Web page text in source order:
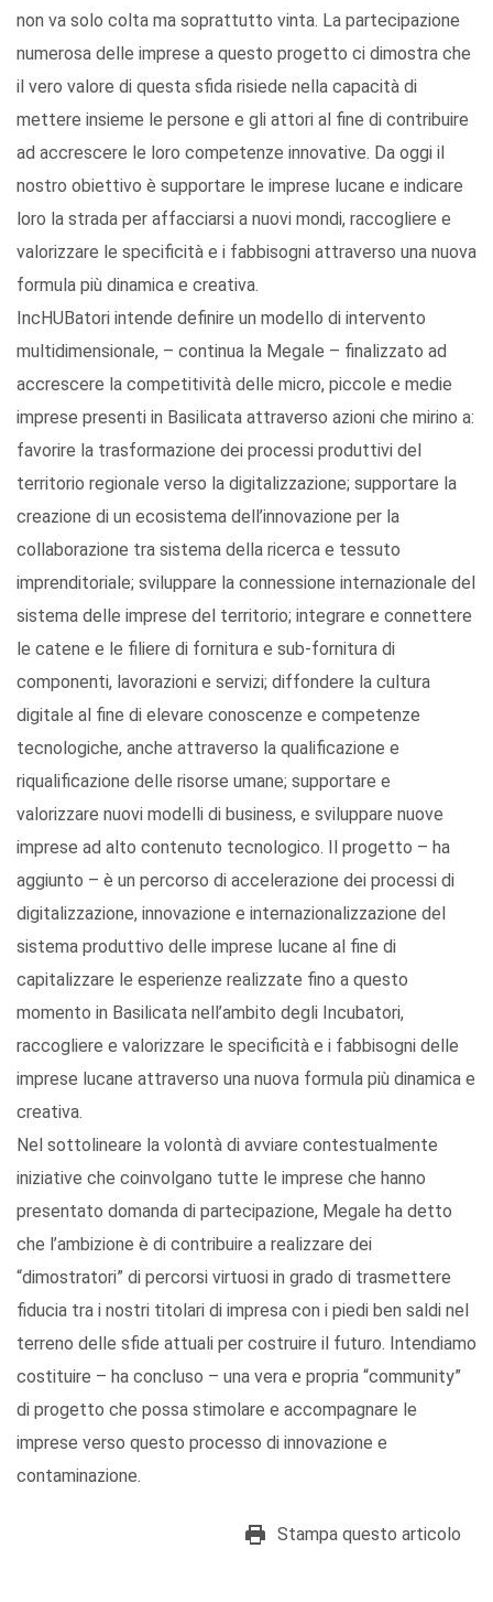
non va solo colta ma soprattutto vinta. La partecipazione
numerosa delle imprese a questo progetto ci dimostra che
il vero valore di questa sfida risiede nella capacità di
mettere insieme le persone e gli attori al fine di contribuire
ad accrescere le loro competenze innovative. Da oggi il
nostro obiettivo è supportare le imprese lucane e indicare
loro la strada per affacciarsi a nuovi mondi, raccogliere e
valorizzare le specificità e i fabbisogni attraverso una nuova
formula più dinamica e creativa.
IncHUBatori intende definire un modello di intervento
multidimensionale, – continua la Megale – finalizzato ad
accrescere la competitività delle micro, piccole e medie
imprese presenti in Basilicata attraverso azioni che mirino a:
favorire la trasformazione dei processi produttivi del
territorio regionale verso la digitalizzazione; supportare la
creazione di un ecosistema dell’innovazione per la
collaborazione tra sistema della ricerca e tessuto
imprenditoriale; sviluppare la connessione internazionale del
sistema delle imprese del territorio; integrare e connettere
le catene e le filiere di fornitura e sub-fornitura di
componenti, lavorazioni e servizi; diffondere la cultura
digitale al fine di elevare conoscenze e competenze
tecnologiche, anche attraverso la qualificazione e
riqualificazione delle risorse umane; supportare e
valorizzare nuovi modelli di business, e sviluppare nuove
imprese ad alto contenuto tecnologico. Il progetto – ha
aggiunto – è un percorso di accelerazione dei processi di
digitalizzazione, innovazione e internazionalizzazione del
sistema produttivo delle imprese lucane al fine di
capitalizzare le esperienze realizzate fino a questo
momento in Basilicata nell’ambito degli Incubatori,
raccogliere e valorizzare le specificità e i fabbisogni delle
imprese lucane attraverso una nuova formula più dinamica e
creativa.
Nel sottolineare la volontà di avviare contestualmente
iniziative che coinvolgano tutte le imprese che hanno
presentato domanda di partecipazione, Megale ha detto
che l’ambizione è di contribuire a realizzare dei
“dimostratori” di percorsi virtuosi in grado di trasmettere
fiducia tra i nostri titolari di impresa con i piedi ben saldi nel
terreno delle sfide attuali per costruire il futuro. Intendiamo
costituire – ha concluso – una vera e propria “community”
di progetto che possa stimolare e accompagnare le
imprese verso questo processo di innovazione e
contaminazione.
Stampa questo articolo